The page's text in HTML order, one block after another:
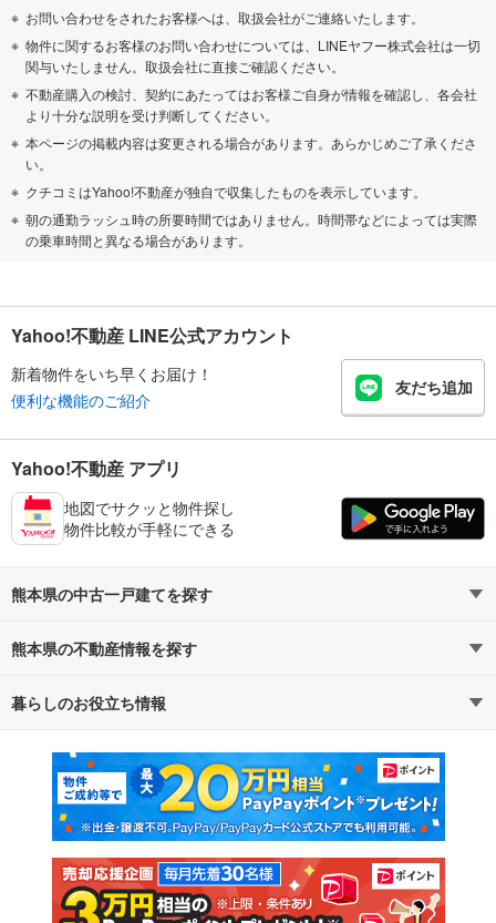
お問い合わせをされたお客様へは、取扱会社がご連絡いたします。
物件に関するお客様のお問い合わせについては、LINEヤフー株式会社は一切
関与いたしません。取扱会社に直接ご確認ください。
不動産購入の検討、契約にあたってはお客様ご自身が情報を確認し、各会社
より十分な説明を受け判断してください。
本ページの掲載内容は変更される場合があります。あらかじめご了承くださ
い。
クチコミはYahoo!不動産が独自で収集したものを表示しています。
朝の通勤ラッシュ時の所要時間ではありません。時間帯などによっては実際
の乗車時間と異なる場合があります。
Yahoo!不動産 LINE公式アカウント
新着物件をいち早くお届け！
便利な機能のご紹介
友だち追加
Yahoo!不動産 アプリ
地図でサクッと物件探し
物件比較が手軽にできる
熊本県の中古一戸建てを探す
路線・駅から探す
通勤・通学時間から探す
熊本県の不動産情報を探す
不動産・住宅
新築マンション 中古マンション
新築一戸建て 中古一戸建て
注文住宅 土地
暮らしのお役立ち情報
マンションカタログ 教えて！住まいの先生